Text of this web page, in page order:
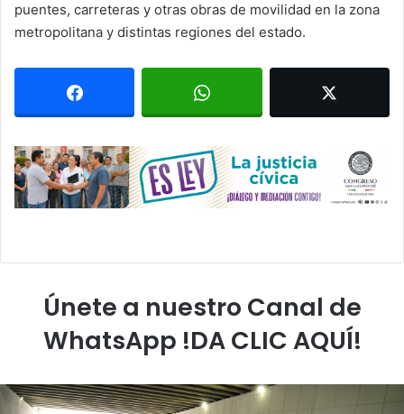
puentes, carreteras y otras obras de movilidad en la zona
metropolitana y distintas regiones del estado.
Únete a nuestro Canal de
WhatsApp !DA CLIC AQUÍ!